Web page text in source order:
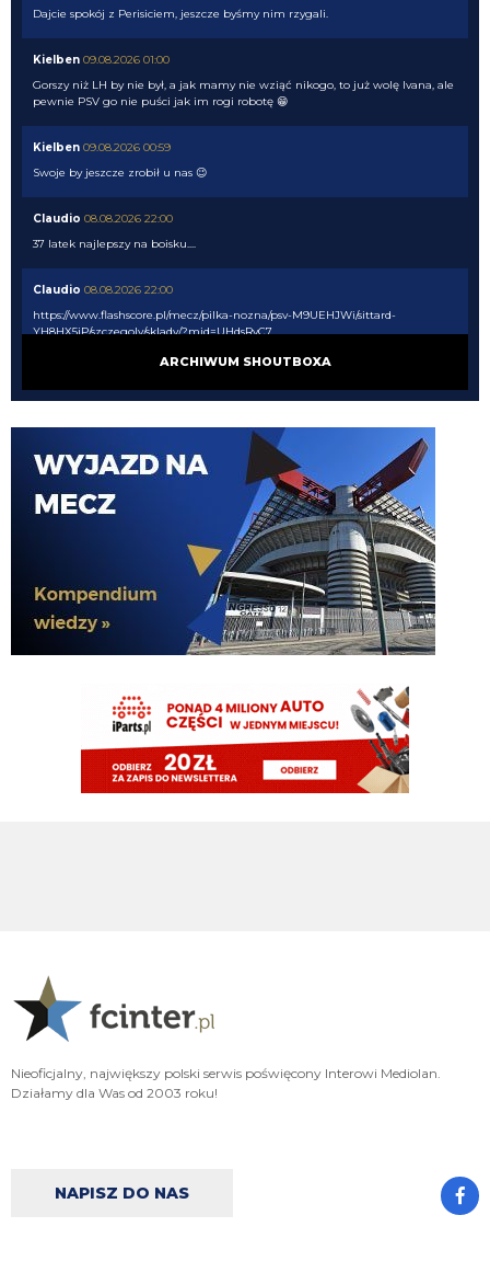
Dajcie spokój z Perisiciem, jeszcze byśmy nim rzygali.
Kielben 09.08.2026 01:00
Gorszy niż LH by nie był, a jak mamy nie wziąć nikogo, to już wolę Ivana, ale
pewnie PSV go nie puści jak im rogi robotę 😁
Kielben 09.08.2026 00:59
Swoje by jeszcze zrobił u nas 😉
Claudio 08.08.2026 22:00
37 latek najlepszy na boisku....
Claudio 08.08.2026 22:00
https://www.flashscore.pl/mecz/pilka-nozna/psv-M9UEHJWi/sittard-
YH8HX5iP/szczegoly/sklady/?mid=UHdsRvC7
Noge
pluto11 08.08.2026 21:34
Chłop ma 37 lat jedyne co może urwać to nife albo ahillesa
Oglądam PSV, Perisic dupy nie urywa
Piotrek85 08.08.2026 19:18
Dołożę do wahadłowego😃
Piotrek na co wydasz te pieniądze?
Piotrek85 08.08.2026 18:16
Raczej nie będą to duże kwoty.
Taki Olise dla ubogich
Orzeu
08.08.2026 17:29
Orzeu
Zmienili taktykę. Już nawet się nie dogadują
ARCHIWUM SHOUTBOXA
Nieoficjalny, największy polski serwis poświęcony Interowi Mediolan.
Działamy dla Was od 2003 roku!
NAPISZ DO NAS